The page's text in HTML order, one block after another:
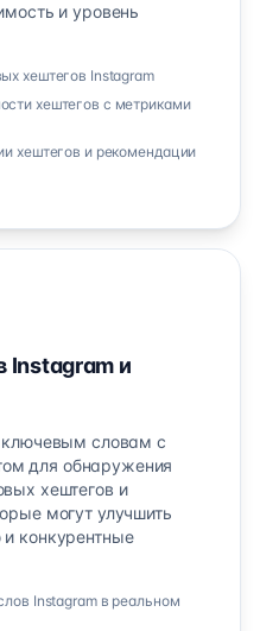
и уровень
хештегов Instagram
хештегов с метриками
хештегов и рекомендации
Instagram и
ключевым словам с
для обнаружения
хештегов и
могут улучшить
конкурентные
Instagram в реальном